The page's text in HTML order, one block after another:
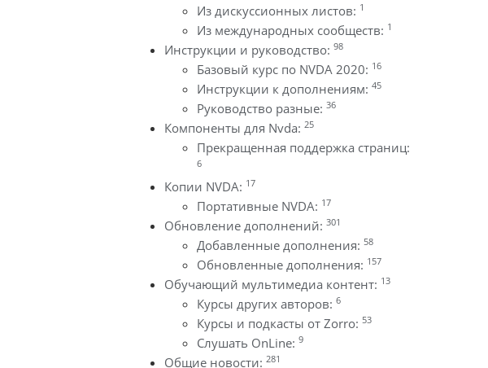
Из дискуссионных листов: 1
Из международных сообществ: 1
Инструкции и руководство: 98
Базовый курс по NVDA 2020: 16
Инструкции к дополнениям: 45
Руководство разные: 36
Компоненты для Nvda: 25
Прекращенная поддержка страниц:
6
Копии NVDA: 17
Портативные NVDA: 17
Обновление дополнений: 301
Добавленные дополнения: 58
Обновленные дополнения: 157
Обучающий мультимедиа контент: 13
Курсы других авторов: 6
Курсы и подкасты от Zorro: 53
Слушать OnLine: 9
Общие новости: 281